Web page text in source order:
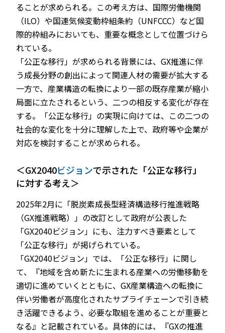
ることが求められる。この考え方は、国際労働機関
（ILO）や国連気候変動枠組条約（UNFCCC）など国
際的枠組みにおいても、重要な概念として位置づけら
れている。
「公正な移行」が求められる背景には、GX推進に伴
う成長分野の創出によって関連人材の需要が拡大する
一方で、産業構造の転換により一部の既存産業が縮小
局面に立たされるという、二つの相反する変化が存在
する。「公正な移行」の実現に向けては、この二つの
社会的な変化を十分に理解した上で、政府等や企業が
対応を検討することが求められる。
＜GX2040ビジョンで示された「公正な移行」
に対する考え＞
2025年2月に「脱炭素成長型経済構造移行推進戦略
（GX推進戦略）」の改訂として政府が公表した
「GX2040ビジョン」にも、注力すべき要素として
「公正な移行」が掲げられている。
「GX2040ビジョン」では、「公正な移行」に関し
て、『地域を含め新たに生まれる産業への労働移動を
適切に進めていくとともに、GX産業構造への転換に
伴い労働者が高度化されたサプライチェーンで引き続
き活躍できるよう、必要な取組を進めることが重要と
なる』と記載されている。具体的には、『GXの推進